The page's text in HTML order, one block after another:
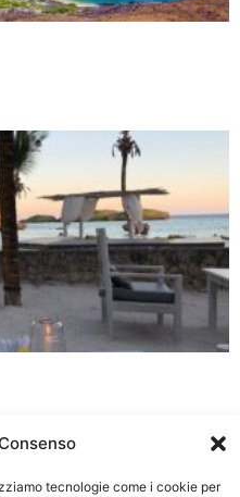
tecnologie come i cookie per